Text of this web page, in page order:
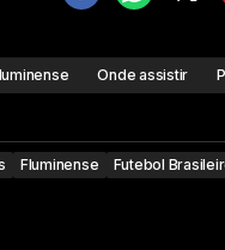
Onde assistir
Fluminense Futebol